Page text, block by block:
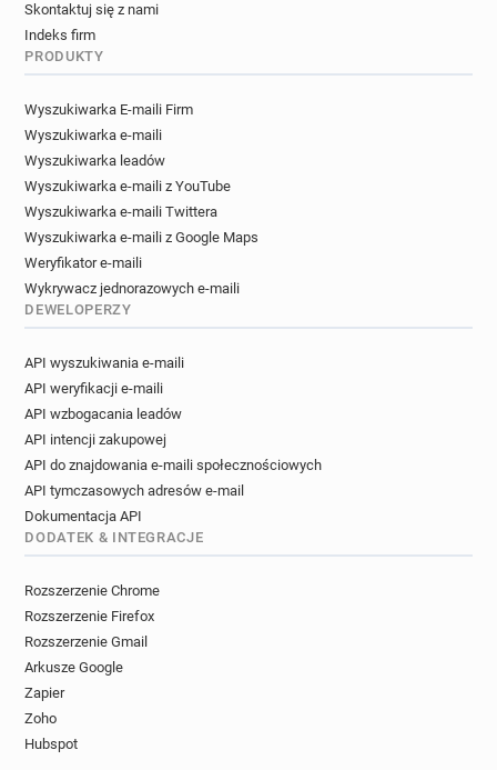
Skontaktuj się z nami
Indeks firm
PRODUKTY
Wyszukiwarka E-maili Firm
Wyszukiwarka e-maili
Wyszukiwarka leadów
Wyszukiwarka e-maili z YouTube
Wyszukiwarka e-maili Twittera
Wyszukiwarka e-maili z Google Maps
Weryfikator e-maili
Wykrywacz jednorazowych e-maili
DEWELOPERZY
API wyszukiwania e-maili
API weryfikacji e-maili
API wzbogacania leadów
API intencji zakupowej
API do znajdowania e-maili społecznościowych
API tymczasowych adresów e-mail
Dokumentacja API
DODATEK & INTEGRACJE
Rozszerzenie Chrome
Rozszerzenie Firefox
Rozszerzenie Gmail
Arkusze Google
Zapier
Zoho
Hubspot